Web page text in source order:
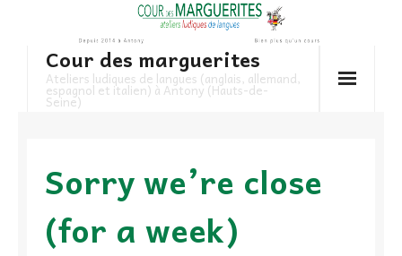
content
Cour des marguerites
Ateliers ludiques de langues (anglais, allemand,
espagnol et italien) à Antony (Hauts-de-
Seine)
Sorry we’re close
(for a week)